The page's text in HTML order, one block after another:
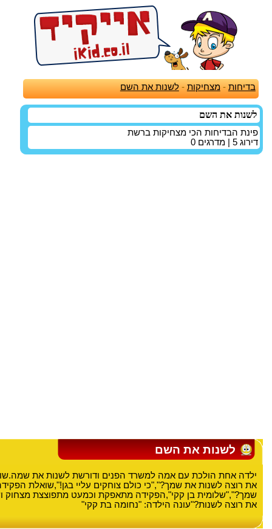
בדיחות -מצחיקות -לשנות את השם
לשנות את השם
פינת הבדיחות הכי מצחיקות ברשת
דירוג 5 | מדרגים 0
לשנות את השם
ילדה אחת הולכת עם אמה למשרד הפנים ודורשת לשנות את
את רוצה לשנות את שמך?","כי כולם צוחקים עליי בגן!",שואלת
שמך?","שלומית בן קקי",הפקידה מתאפקת וכמעט מתפוצצת מצחוק
את רוצה לשנות?"עונה הילדה: "נחומה בת קקי"